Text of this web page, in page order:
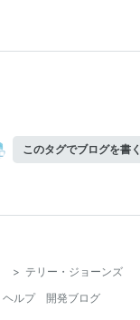
このタグでブログを書く
> テリー・ジョーンズ
ヘルプ
開発ブログ